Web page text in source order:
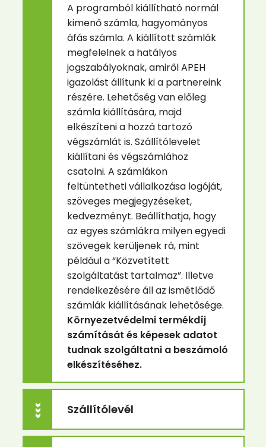
A programból kiállítható normál
kimenő számla, hagyományos
áfás számla. A kiállított számlák
megfelelnek a hatályos
jogszabályoknak, amiről APEH
igazolást állítunk ki a partnereink
részére. Lehetőség van előleg
számla kiállítására, majd
elkészíteni a hozzá tartozó
végszámlát is. Szállítólevelet
kiállítani és végszámlához
csatolni. A számlákon
feltüntetheti vállalkozása logóját,
szöveges megjegyzéseket,
kedvezményt. Beállíthatja, hogy
az egyes számlákra milyen egyedi
szövegek kerüljenek rá, mint
például a “Közvetített
szolgáltatást tartalmaz”. Illetve
rendelkezésére áll az ismétlődő
számlák kiállításának lehetősége.
Környezetvédelmi termékdíj
számítását és képesek adatot
tudnak szolgáltatni a beszámoló
elkészítéséhez.
>>> Szállítólevél